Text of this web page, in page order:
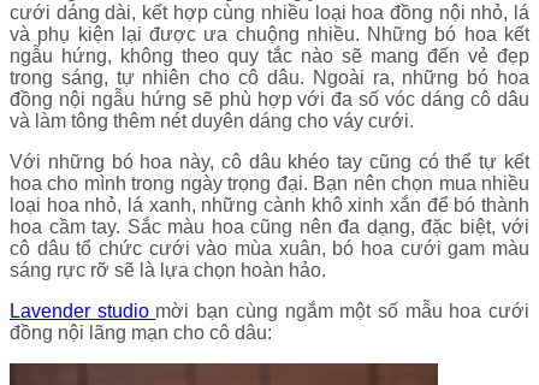
cưới dáng dài, kết hợp cùng nhiều loại hoa đồng nội nhỏ, lá
và phụ kiện lại được ưa chuộng nhiều. Những bó hoa kết
ngẫu hứng, không theo quy tắc nào sẽ mang đến vẻ đẹp
trong sáng, tự nhiên cho cô dâu. Ngoài ra, những bó hoa
đồng nội ngẫu hứng sẽ phù hợp với đa số vóc dáng cô dâu
và làm tông thêm nét duyên dáng cho váy cưới.
Với những bó hoa này, cô dâu khéo tay cũng có thể tự kết
hoa cho mình trong ngày trọng đại. Bạn nên chọn mua nhiều
loại hoa nhỏ, lá xanh, những cành khô xinh xắn để bó thành
hoa cầm tay. Sắc màu hoa cũng nên đa dạng, đặc biệt, với
cô dâu tổ chức cưới vào mùa xuân, bó hoa cưới gam màu
sáng rực rỡ sẽ là lựa chọn hoàn hảo.
Lavender studio mời bạn cùng ngắm một số mẫu hoa cưới
đồng nội lãng mạn cho cô dâu: